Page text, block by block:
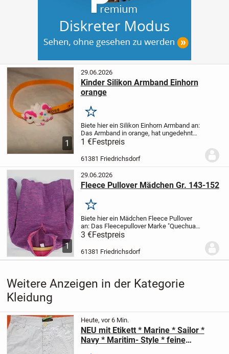
1
29.06.2026
Kinder Silikon Armband Einhorn
orange
Merken
Biete hier ein Silikon Einhorn Armband an:
Das Armband in orange, hat ungedehnt
einen Gesamtdurchmesser von ca.
5,9cm. und ist ca. 5mm. breit.
ist ungetragen.Auf Anfrage auch
1 €Festpreis
61381 Friedrichsdorf
1
29.06.2026
Fleece Pullover Mädchen Gr. 143-152
Merken
Biete hier ein Mädchen Fleece Pullover
an: Das Fleecepullover Marke "Quechua"
hat die Größe 143-152.
kann immer kleiner/größer Ausfallen,
deshalb bitte die untengenannten Maße...
3 €Festpreis
61381 Friedrichsdorf
Weitere Anzeigen in der Kategorie
Kleidung
Heute, vor 6 Min.
NEU mit Etikett * Marine * Sailor *
Navy * Maritim- Style * feine